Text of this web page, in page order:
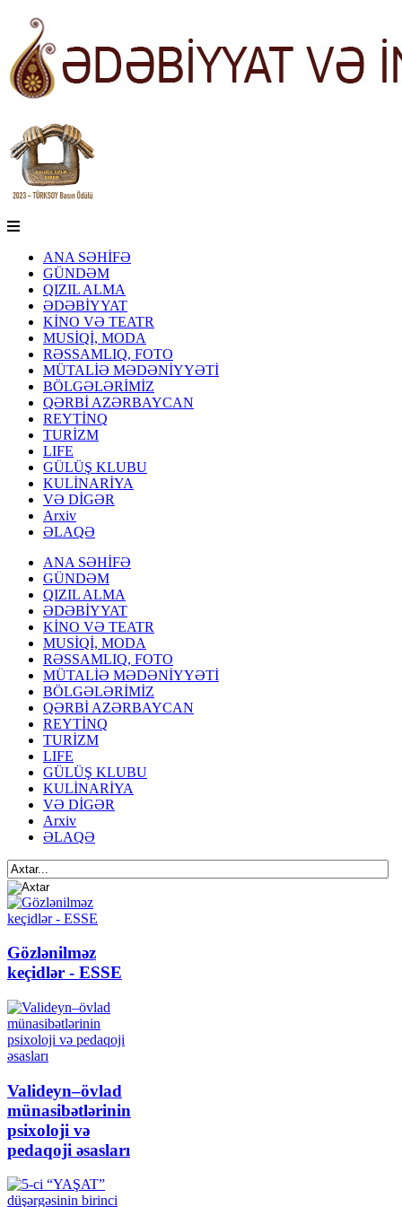
ANA SƏHİFƏ
GÜNDƏM
QIZIL ALMA
ƏDƏBİYYAT
KİNO VƏ TEATR
MUSİQİ, MODA
RƏSSAMLIQ, FOTO
MÜTALİƏ MƏDƏNİYYƏTİ
BÖLGƏLƏRİMİZ
QƏRBİ AZƏRBAYCAN
REYTİNQ
TURİZM
LIFE
GÜLÜŞ KLUBU
KULİNARİYA
VƏ DİGƏR
Arxiv
ƏLAQƏ
ANA SƏHİFƏ
GÜNDƏM
QIZIL ALMA
ƏDƏBİYYAT
KİNO VƏ TEATR
MUSİQİ, MODA
RƏSSAMLIQ, FOTO
MÜTALİƏ MƏDƏNİYYƏTİ
BÖLGƏLƏRİMİZ
QƏRBİ AZƏRBAYCAN
REYTİNQ
TURİZM
LIFE
GÜLÜŞ KLUBU
KULİNARİYA
VƏ DİGƏR
Arxiv
ƏLAQƏ
Gözlənilməz
keçidlər - ESSE
Valideyn–övlad
münasibətlərinin
psixoloji və
pedaqoji əsasları